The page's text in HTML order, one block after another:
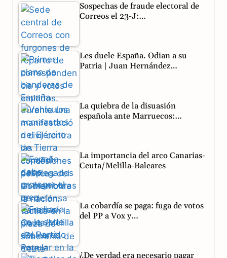
e
b
o
o
k
e
a
t
p
Sospechas de fraude electoral de
Correos el 23-J:…
Les duele España. Odian a su
Patria | Juan Hernández…
La quiebra de la disuasión
española ante Marruecos:…
La importancia del arco Canarias-
Ceuta/Melilla-Baleares
La cobardía se paga: fuga de votos
del PP a Vox y…
¿De verdad era necesario pagar